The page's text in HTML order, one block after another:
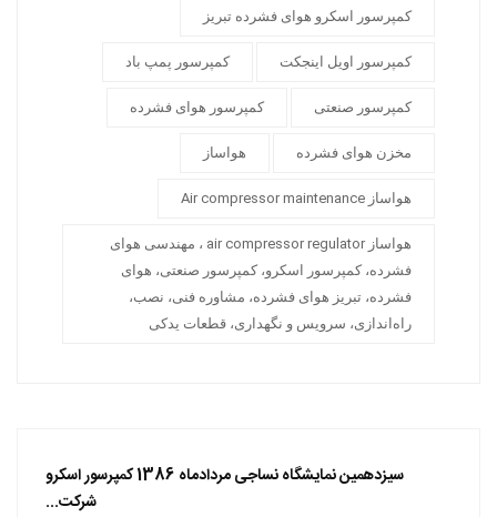
کمپرسور اسکرو هوای فشرده تبریز
کمپرسور اویل اینجکت کمپرسور پمپ باد
کمپرسور صنعتی کمپرسور هوای فشرده
مخزن هوای فشرده هواساز
هواساز Air compressor maintenance
هواساز air compressor regulator ، مهندسی هوای
فشرده، کمپرسور اسکرو، کمپرسور صنعتی، هوای
فشرده، تبریز هوای فشرده، مشاوره فنی، نصب،
راه‌اندازی، سرویس و نگهداری، قطعات یدکی
سیزدهمین نمایشگاه نساجی مردادماه 1386 کمپرسور اسکرو
شرکت...